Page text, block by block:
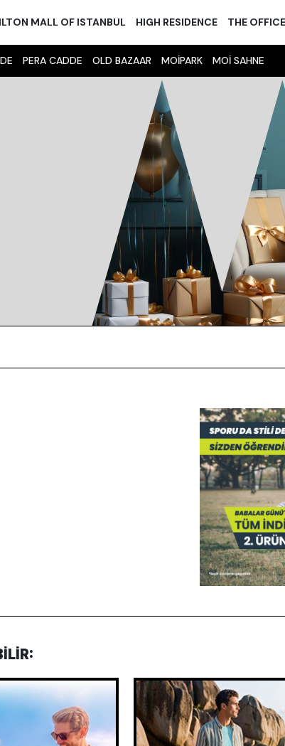
MALL OF ISTANBUL HIGH RESIDENCE THE
PERA CADDE OLD BAZAAR MOİPARK MOİ SAHNE